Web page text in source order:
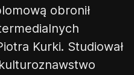
obronił
Kurki. Studiował